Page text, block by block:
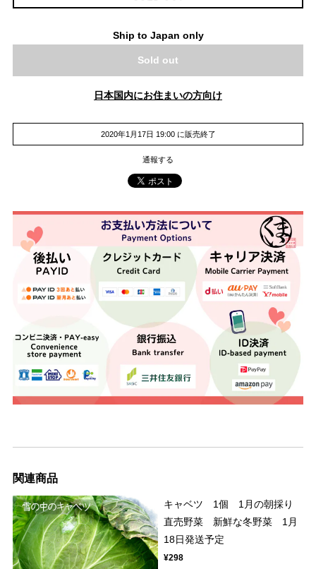
Ship to Japan only
Sold out
日本国内にお住まいの方向け
2020年1月17日 19:00 に販売終了
通報する
関連商品
キャベツ 1個 1月の朝採り
直売野菜 新鮮な冬野菜 1月
18日発送予定
¥298